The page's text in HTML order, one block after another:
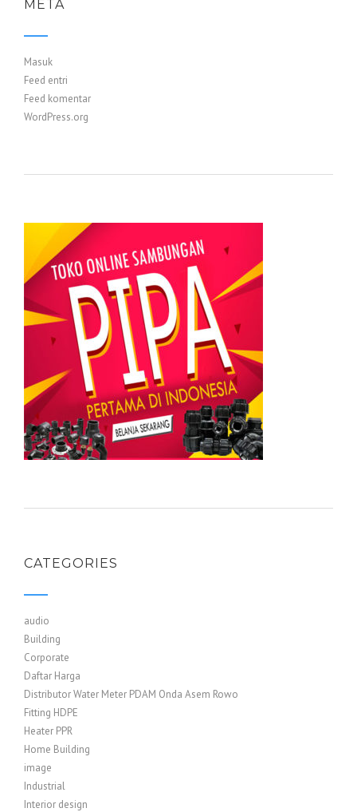
META
Masuk
Feed entri
Feed komentar
WordPress.org
CATEGORIES
audio
Building
Corporate
Daftar Harga
Distributor Water Meter PDAM Onda Asem Rowo
Fitting HDPE
Heater PPR
Home Building
image
Industrial
Interior design